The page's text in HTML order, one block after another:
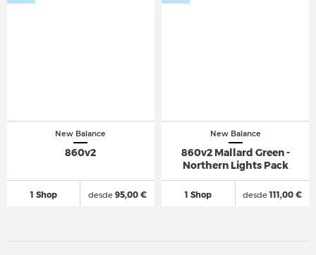
New Balance
860v2
1 Shop desde95,00 €
New Balance
860v2 Mallard Green -
Northern Lights Pack
1 Shop desde111,00 €